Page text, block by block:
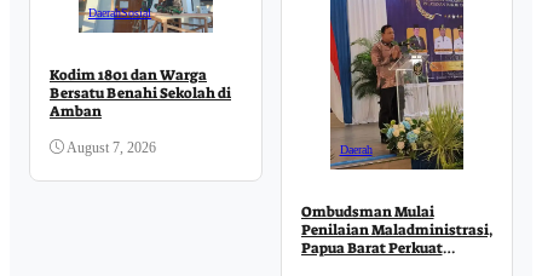
DaerahSosial
Kodim 1801 dan Warga
Bersatu Benahi Sekolah di
Amban
August 7, 2026 Daerah
Ombudsman Mulai
Penilaian Maladministrasi,
Papua Barat Perkuat